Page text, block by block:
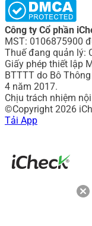
Công ty Cổ phần
MST: 0106875900
Thuế đang quản lý:
Giấy phép thiết lập
BTTTT do Bô
4 năm 2017.
Chịu trách nhiệm
©Copyright 2026
Tải App